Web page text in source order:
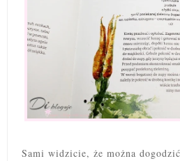
Sami widzicie, że można